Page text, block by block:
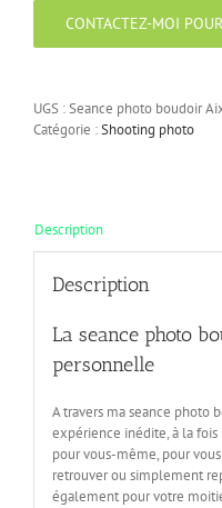
CONTACTEZ-MOI
UGS :Seance photo boudoir
Catégorie :Shooting photo
Description
Description
La seance photo
personnelle
A travers ma seance photo
expérience inédite, à la
pour vous-même, pour
retrouver ou simplement
également pour votre